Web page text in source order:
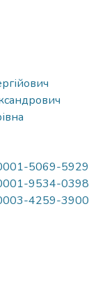
5069-5929
9534-0398
4259-3900